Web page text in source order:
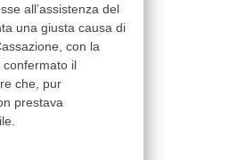
all’assistenza del
una giusta causa di
con la
il
che, pur
prestava